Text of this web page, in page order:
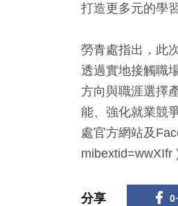
打造更多元的學
勞青處指出，此
透過實地接觸職
方向與職涯選擇
能、強化就業競
處官方網站及
mibextid=wwXIfr
分享